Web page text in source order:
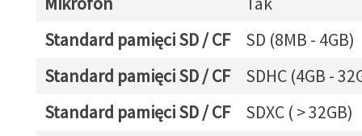
Standard pamięci SD / CF
SD (8MB - 4GB)
Standard pamięci SD / CF
SDHC (4GB -
Standard pamięci SD / CF
SDXC ( > 32GB)